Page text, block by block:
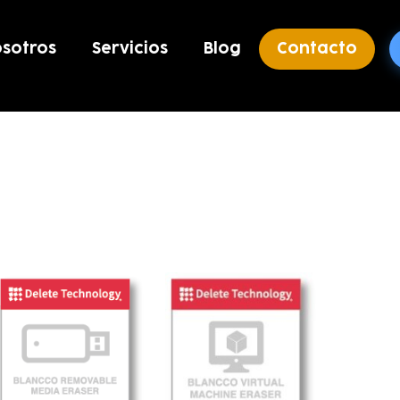
Servicios Blog Contacto